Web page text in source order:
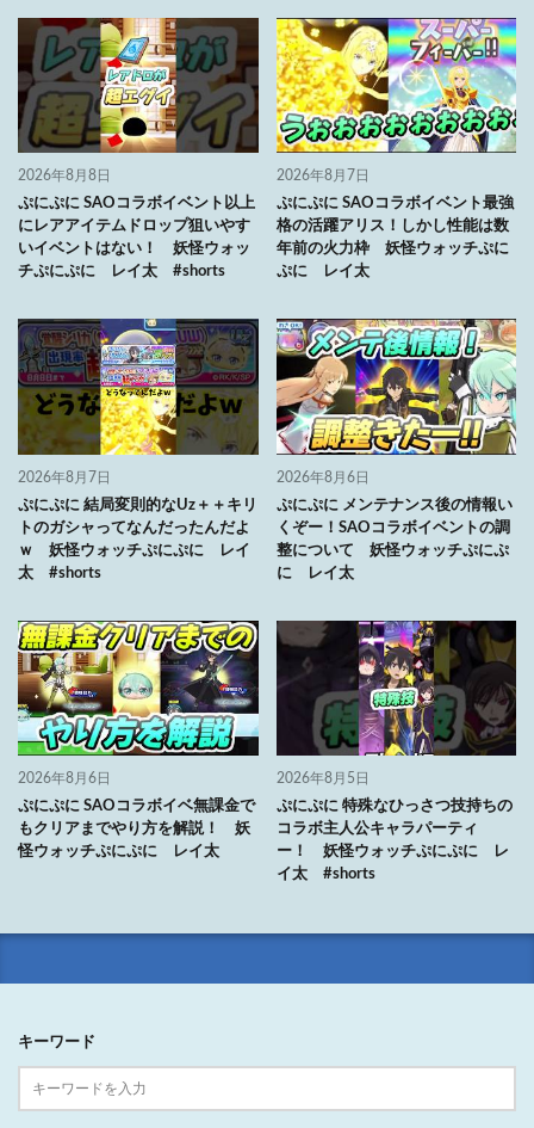
2026年8月8日
ぷにぷに SAOコラボイベント以上
にレアアイテムドロップ狙いやす
いイベントはない！ 妖怪ウォッ
チぷにぷに レイ太 #shorts
2026年8月7日
ぷにぷに SAOコラボイベント最強
格の活躍アリス！しかし性能は数
年前の火力枠 妖怪ウォッチぷに
ぷに レイ太
2026年8月7日
ぷにぷに 結局変則的なUz＋＋キリ
トのガシャってなんだったんだよ
ｗ 妖怪ウォッチぷにぷに レイ
太 #shorts
2026年8月6日
ぷにぷに メンテナンス後の情報い
くぞー！SAOコラボイベントの調
整について 妖怪ウォッチぷにぷ
に レイ太
2026年8月6日
ぷにぷに SAOコラボイベ無課金で
もクリアまでやり方を解説！ 妖
怪ウォッチぷにぷに レイ太
2026年8月5日
ぷにぷに 特殊なひっさつ技持ちの
コラボ主人公キャラパーティ
ー！ 妖怪ウォッチぷにぷに レ
イ太 #shorts
キーワード